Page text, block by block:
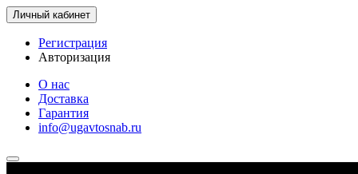
Личный кабинет
Регистрация
Авторизация
О нас
Доставка
Гарантия
info@ugavtosnab.ru